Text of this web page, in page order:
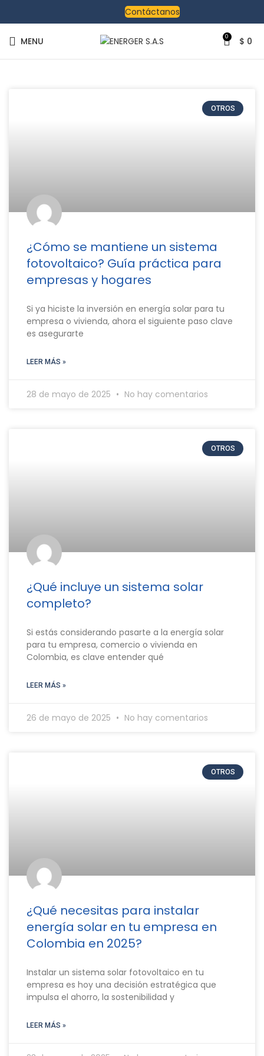
Contáctanos
MENU 0 $ 0
OTROS
¿Cómo se mantiene un sistema
fotovoltaico? Guía práctica para
empresas y hogares
Si ya hiciste la inversión en energía solar para tu
empresa o vivienda, ahora el siguiente paso clave
es asegurarte
LEER MÁS »
28 de mayo de 2025 No hay comentarios
OTROS
¿Qué incluye un sistema solar
completo?
Si estás considerando pasarte a la energía solar
para tu empresa, comercio o vivienda en
Colombia, es clave entender qué
LEER MÁS »
26 de mayo de 2025 No hay comentarios
OTROS
¿Qué necesitas para instalar
energía solar en tu empresa en
Colombia en 2025?
Instalar un sistema solar fotovoltaico en tu
empresa es hoy una decisión estratégica que
impulsa el ahorro, la sostenibilidad y
LEER MÁS »